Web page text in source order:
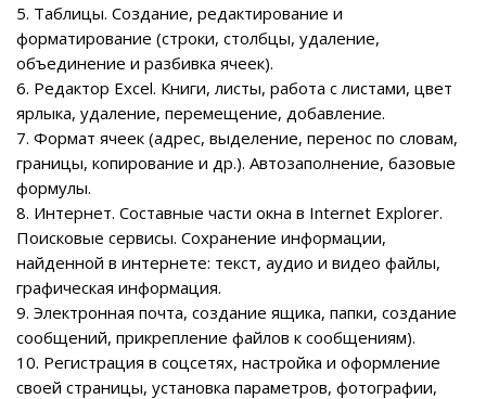
5. Таблицы. Создание, редактирование и
форматирование (строки, столбцы, удаление,
объединение и разбивка ячеек).
6. Редактор Excel. Книги, листы, работа с листами, цвет
ярлыка, удаление, перемещение, добавление.
7. Формат ячеек (адрес, выделение, перенос по словам,
границы, копирование и др.). Автозаполнение, базовые
формулы.
8. Интернет. Составные части окна в Internet Explorer.
Поисковые сервисы. Сохранение информации,
найденной в интернете: текст, аудио и видео файлы,
графическая информация.
9. Электронная почта, создание ящика, папки, создание
сообщений, прикрепление файлов к сообщениям).
10. Регистрация в соцсетях, настройка и оформление
своей страницы, установка параметров, фотографии,